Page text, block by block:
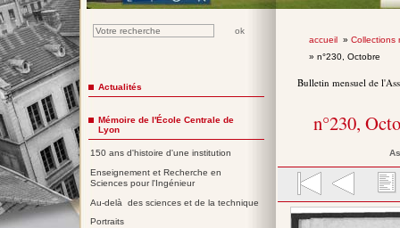
accueil» Collections
» n°230, Octobre
Bulletin mensuel de
n°230,
Actualités
Mémoire de l'École Centrale de
Lyon
150 ans d'histoire d'une institution
Enseignement et Recherche en
Sciences pour l'Ingénieur
Au-delà des sciences et de la technique
Portraits